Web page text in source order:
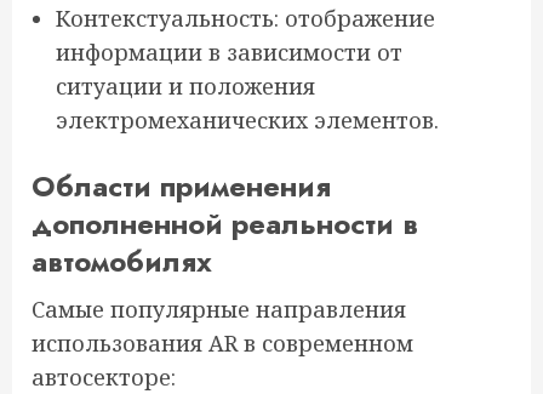
Контекстуальность: отображение
информации в зависимости от
ситуации и положения
электромеханических элементов.
Области применения
дополненной реальности в
автомобилях
Самые популярные направления
использования AR в современном
автосекторе: